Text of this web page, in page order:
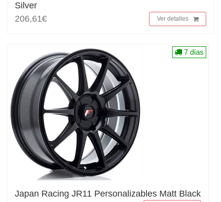
Silver
206,61€
Ver detalles
Japan Racing JR11 Personalizables Matt Black
7 días